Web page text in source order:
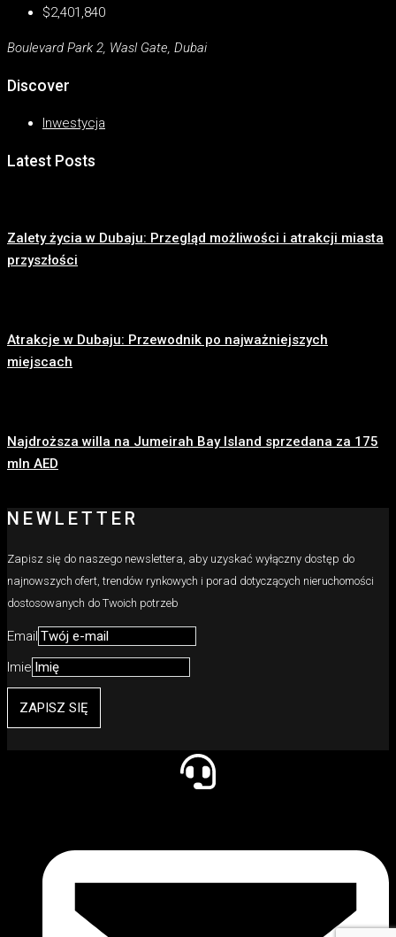
$2,401,840
Boulevard Park 2, Wasl Gate, Dubai
Discover
Inwestycja
Latest Posts
Zalety życia w Dubaju: Przegląd możliwości i atrakcji miasta
przyszłości
Atrakcje w Dubaju: Przewodnik po najważniejszych
miejscach
Najdroższa willa na Jumeirah Bay Island sprzedana za 175
mln AED
NEWLETTER
Zapisz się do naszego newslettera, aby uzyskać wyłączny dostęp do
najnowszych ofert, trendów rynkowych i porad dotyczących nieruchomości
dostosowanych do Twoich potrzeb
Email
Imie
ZAPISZ SIĘ